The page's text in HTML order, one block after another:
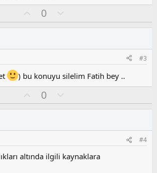
y
0
l
s
u
z
o
l
#3
) bu konuyu silelim Fatih bey ..
y
0
l
s
u
z
o
#4
altında ilgili kaynaklara